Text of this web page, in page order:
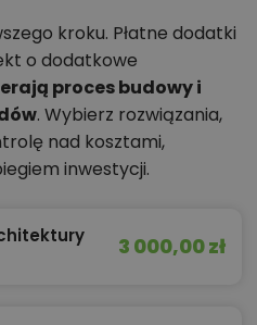
kroku. Płatne dodatki
o dodatkowe
proces budowy i
. Wybierz rozwiązania,
nad kosztami,
inwestycji.
3 000,00 zł